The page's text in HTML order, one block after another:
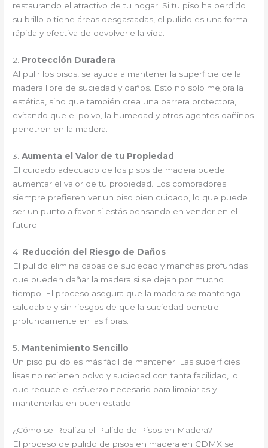
restaurando el atractivo de tu hogar. Si tu piso ha perdido
su brillo o tiene áreas desgastadas, el pulido es una forma
rápida y efectiva de devolverle la vida.
2. Protección Duradera
Al pulir los pisos, se ayuda a mantener la superficie de la
madera libre de suciedad y daños. Esto no solo mejora la
estética, sino que también crea una barrera protectora,
evitando que el polvo, la humedad y otros agentes dañinos
penetren en la madera.
3.Aumenta el Valor de tu Propiedad
El cuidado adecuado de los pisos de madera puede
aumentar el valor de tu propiedad. Los compradores
siempre prefieren ver un piso bien cuidado, lo que puede
ser un punto a favor si estás pensando en vender en el
futuro.
4. Reducción del Riesgo de Daños
El pulido elimina capas de suciedad y manchas profundas
que pueden dañar la madera si se dejan por mucho
tiempo. El proceso asegura que la madera se mantenga
saludable y sin riesgos de que la suciedad penetre
profundamente en las fibras.
5. Mantenimiento Sencillo
Un piso pulido es más fácil de mantener. Las superficies
lisas no retienen polvo y suciedad con tanta facilidad, lo
que reduce el esfuerzo necesario para limpiarlas y
mantenerlas en buen estado.
¿Cómo se Realiza el Pulido de Pisos en Madera?
El proceso de pulido de pisos en madera en CDMX se